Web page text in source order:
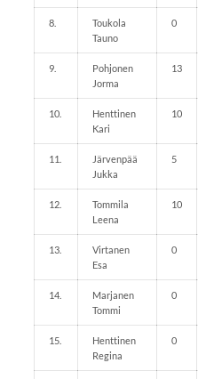
8.
Toukola
Tauno
0
9.
Pohjonen
Jorma
13
10.
Henttinen
Kari
10
11.
Järvenpää
Jukka
5
12.
Tommila
Leena
10
13.
Virtanen
Esa
0
14.
Marjanen
Tommi
0
15.
Henttinen
Regina
0